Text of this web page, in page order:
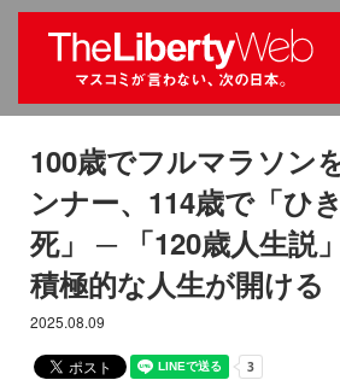
100歳でフルマラソン
ンナー、114歳で「ひ
死」 ─ 「120歳人生説
積極的な人生が開ける
2025.08.09